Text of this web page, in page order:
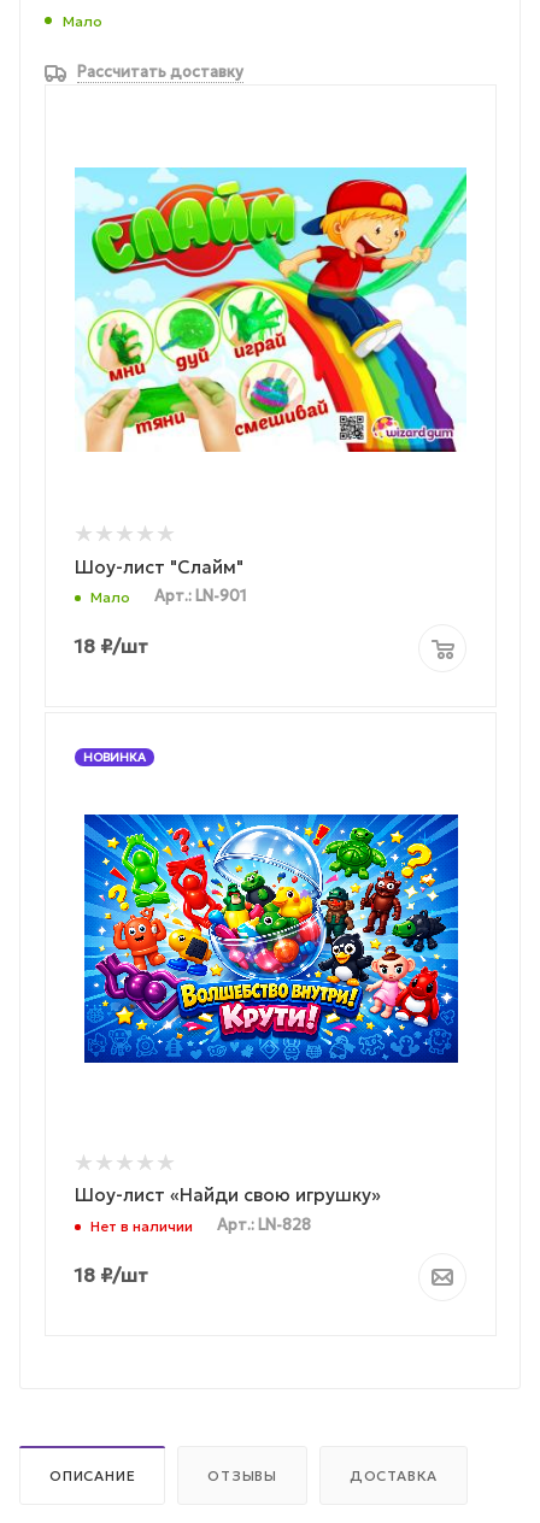
Мало
Рассчитать доставку
Шоу-лист "Слайм"
Мало Арт.: LN-901
18 ₽/шт
НОВИНКА
Шоу-лист «Найди свою игрушку»
Нет в наличии Арт.: LN-828
18 ₽/шт
ОПИСАНИЕ ОТЗЫВЫ ДОСТАВКА